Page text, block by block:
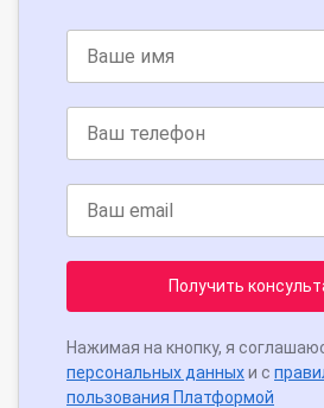
Получить
Нажимая на кнопку, я
персональных данныхи с
пользования Платформой